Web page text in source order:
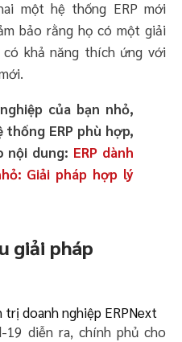
một hệ thống ERP mới
bảo rằng họ có một giải
khả năng thích ứng với
của bạn nhỏ,
thống ERP phù hợp,
nội dung: ERP dành
Giải pháp hợp lý
giải pháp
19 diễn ra, chính phủ cho